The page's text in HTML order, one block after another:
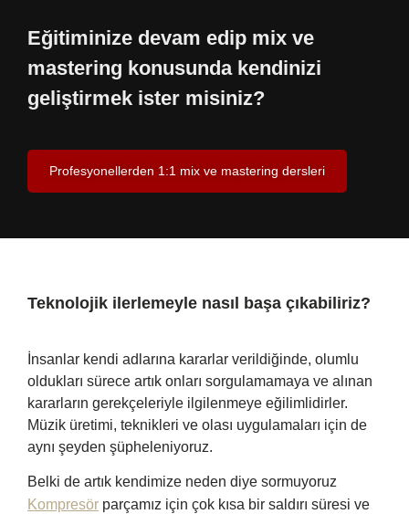
Eğitiminize devam edip mix ve
mastering konusunda kendinizi
geliştirmek ister misiniz?
Profesyonellerden 1:1 mix ve mastering dersleri
Teknolojik ilerlemeyle nasıl başa çıkabiliriz?
İnsanlar kendi adlarına kararlar verildiğinde, olumlu
oldukları sürece artık onları sorgulamamaya ve alınan
kararların gerekçeleriyle ilgilenmeye eğilimlidirler.
Müzik üretimi, teknikleri ve olası uygulamaları için de
aynı şeyden şüpheleniyoruz.
Belki de artık kendimize neden diye sormuyoruz
Kompresör parçamız için çok kısa bir saldırı süresi ve